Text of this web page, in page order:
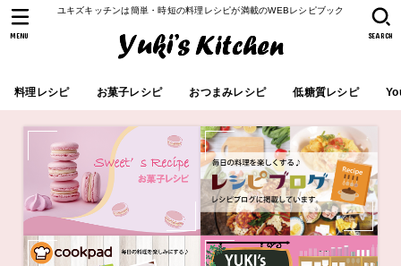
ユキズキッチンは簡単・時短の料理レシピが満載のWEBレシピブック
料理レシピ お菓子レシピ おつまみレシピ 低糖質レシピ
SEARCH
MENU